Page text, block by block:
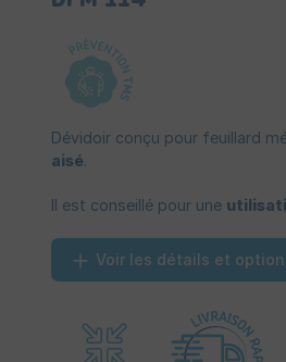
Dévidoir conçu pour feuillard
aisé.
Il est conseillé pour une
Voir les détails et